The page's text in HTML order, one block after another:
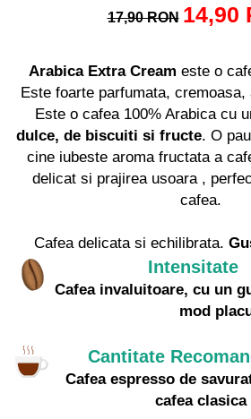
17,90 RON 14,90
Arabica Extra Cream este o
Este foarte parfumata,
Este o cafea 100% Arabica cu
dulce, de biscuiti si fructe. O
cine iubeste aroma fructata a
delicat si prajirea usoara ,
cafea.
Cafea delicata si echilibrata.
Intensitate
Cafea invaluitoare, cu un
mod
Cantitate
Cafea espresso de
cafea clasica